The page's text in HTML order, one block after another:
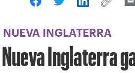
NUEVA INGLATERRA
Nueva Inglaterra